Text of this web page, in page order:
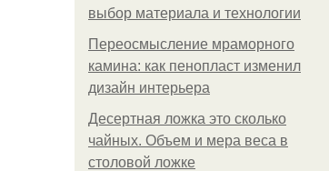
выбор материала и технологии
Переосмысление мраморного
камина: как пенопласт изменил
дизайн интерьера
Десертная ложка это сколько
чайных. Объем и мера веса в
столовой ложке